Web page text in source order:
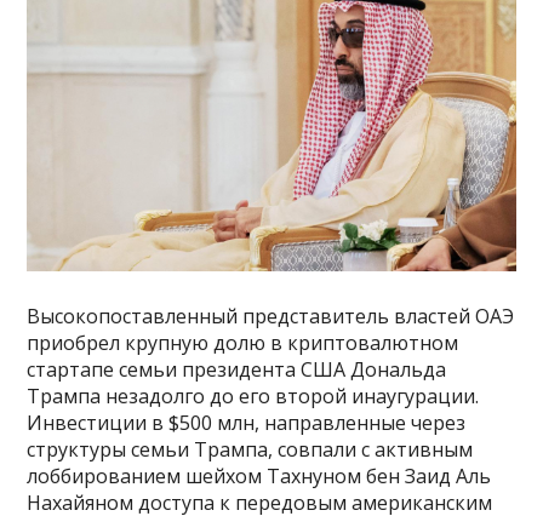
Высокопоставленный представитель властей ОАЭ
приобрел крупную долю в криптовалютном
стартапе семьи президента США Дональда
Трампа незадолго до его второй инаугурации.
Инвестиции в $500 млн, направленные через
структуры семьи Трампа, совпали с активным
лоббированием шейхом Тахнуном бен Заид Аль
Нахайяном доступа к передовым американским